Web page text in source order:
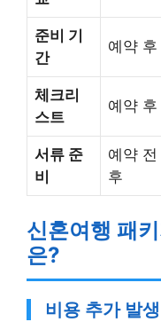
준비 기
간
예약 후
체크리
스트
예약 후
서류 준
비
예약 전
후
신혼여행 패
은?
비용 추가 발